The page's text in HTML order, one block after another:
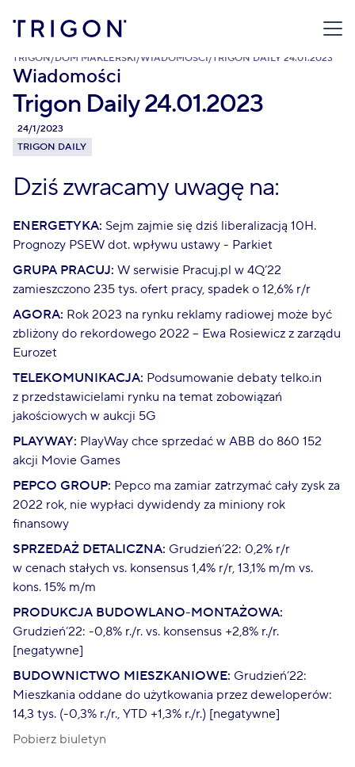
TRIGON/DOM MAKLERSKI/WIADOMOŚCI/ TRIGON DAILY 24.01.2023
Wiadomości
Trigon Daily 24.01.2023
24/1/2023
TRIGON DAILY
Dziś zwracamy uwagę na:
ENERGETYKA: Sejm zajmie się dziś liberalizacją 10H.
Prognozy PSEW dot. wpływu ustawy - Parkiet
GRUPA PRACUJ: W serwisie Pracuj.pl w 4Q’22
zamieszczono 235 tys. ofert pracy, spadek o 12,6% r/r
AGORA: Rok 2023 na rynku reklamy radiowej może być
zbliżony do rekordowego 2022 – Ewa Rosiewicz z zarządu
Eurozet
TELEKOMUNIKACJA: Podsumowanie debaty telko.in
z przedstawicielami rynku na temat zobowiązań
jakościowych w aukcji 5G
PLAYWAY: PlayWay chce sprzedać w ABB do 860 152
akcji Movie Games
PEPCO GROUP: Pepco ma zamiar zatrzymać cały zysk za
2022 rok, nie wypłaci dywidendy za miniony rok
finansowy
SPRZEDAŻ DETALICZNA: Grudzień’22: 0,2% r/r
w cenach stałych vs. konsensus 1,4% r/r, 13,1% m/m vs.
kons. 15% m/m
PRODUKCJA BUDOWLANO-MONTAŻOWA:
Grudzień’22: -0,8% r./r. vs. konsensus +2,8% r./r.
[negatywne]
BUDOWNICTWO MIESZKANIOWE: Grudzień’22:
Mieszkania oddane do użytkowania przez deweloperów:
14,3 tys. (-0,3% r./r., YTD +1,3% r./r.) [negatywne]
Pobierz biuletyn